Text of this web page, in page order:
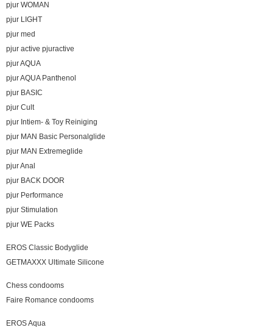
pjur WOMAN
pjur LIGHT
pjur med
pjur active pjuractive
pjur AQUA
pjur AQUA Panthenol
pjur BASIC
pjur Cult
pjur Intiem- & Toy Reiniging
pjur MAN Basic Personalglide
pjur MAN Extremeglide
pjur Anal
pjur BACK DOOR
pjur Performance
pjur Stimulation
pjur WE Packs
EROS Classic Bodyglide
GETMAXXX Ultimate Silicone
Chess condooms
Faire Romance condooms
EROS Aqua